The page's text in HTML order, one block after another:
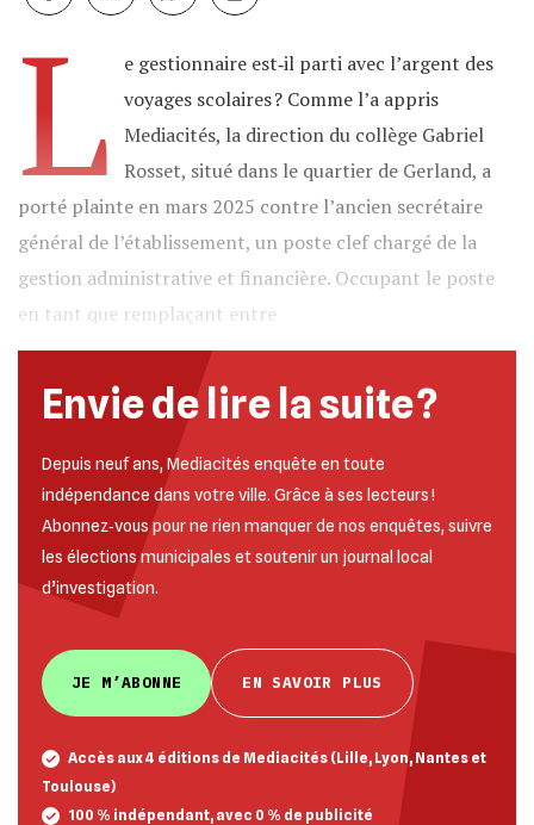
L
e gestionnaire est‐il parti avec l’argent des
voyages scolaires ? Comme l’a appris
Mediacités, la direction du collège Gabriel
Rosset, situé dans le quartier de Gerland, a
porté plainte en mars 2025 contre l’ancien secrétaire
général de l’établissement, un poste clef chargé de la
gestion administrative et financière. Occupant le poste
en tant que remplaçant entre
Envie de lire la suite ?
Depuis neuf ans, Mediacités enquête en toute
indépendance dans votre ville. Grâce à ses lecteurs !
Abonnez‐vous pour ne rien manquer de nos enquêtes, suivre
les élections municipales et soutenir un journal local
d’investigation.
JE M’ABONNE EN SAVOIR PLUS
Accès aux 4 éditions de Mediacités (Lille, Lyon, Nantes et
Toulouse)
100 % indépendant, avec 0 % de publicité